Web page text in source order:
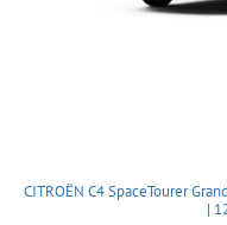
CITROËN C4 SpaceTourer
|